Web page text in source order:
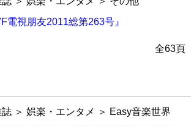
電視朋友2011総第263号』
全63頁
誌 ＞ 娯楽・エンタメ ＞ Easy音楽世界